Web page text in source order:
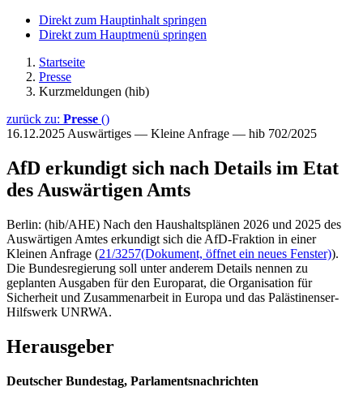
Direkt zum Hauptinhalt springen
Direkt zum Hauptmenü springen
Startseite
Presse
Kurzmeldungen (hib)
zurück zu: Presse ()
16.12.2025 Auswärtiges — Kleine Anfrage — hib 702/2025
AfD erkundigt sich nach Details im Etat
des Auswärtigen Amts
Berlin: (hib/AHE) Nach den Haushaltsplänen 2026 und 2025 des
Auswärtigen Amtes erkundigt sich die AfD-Fraktion in einer
Kleinen Anfrage (21/3257(Dokument, öffnet ein neues Fenster)).
Die Bundesregierung soll unter anderem Details nennen zu
geplanten Ausgaben für den Europarat, die Organisation für
Sicherheit und Zusammenarbeit in Europa und das Palästinenser-
Hilfswerk UNRWA.
Herausgeber
Deutscher Bundestag, Parlamentsnachrichten